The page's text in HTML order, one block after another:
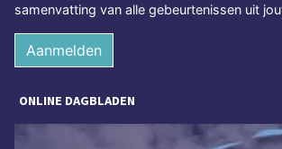
samenvatting van alle gebeurtenissen uit
Aanmelden
ONLINE DAGBLADEN